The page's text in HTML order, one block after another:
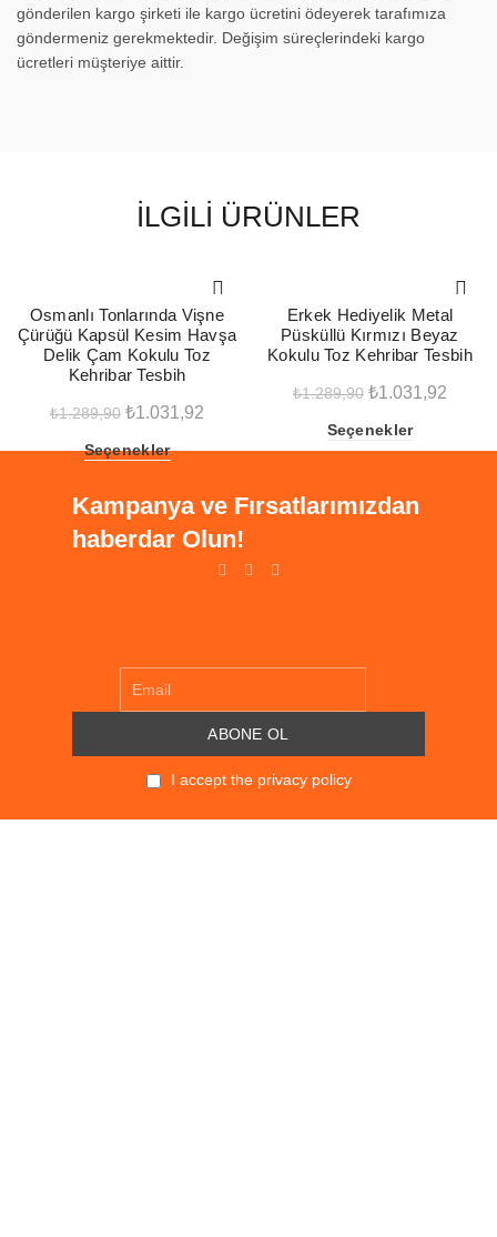
gönderilen kargo şirketi ile kargo ücretini ödeyerek tarafımıza
göndermeniz gerekmektedir. Değişim süreçlerindeki kargo
ücretleri müşteriye aittir.
İLGILI ÜRÜNLER
Osmanlı Tonlarında Vişne
Çürüğü Kapsül Kesim Havşa
Delik Çam Kokulu Toz
Kehribar Tesbih
₺1.289,90 Orijinal
₺1.289,90.
₺1.031,92
₺1.031,92.
Seçenekler
Erkek Hediyelik Metal
Püsküllü Kırmızı Beyaz
Kokulu Toz Kehribar Tesbih
₺1.289,90 Orijinal
₺1.289,90.
₺1.031,92
fiyat:
Seçenekler
Kampanya ve Fırsatlarımızdan
haberdar Olun!
I accept the privacy policy